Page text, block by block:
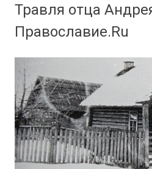
Травля отца
Православие.Ru